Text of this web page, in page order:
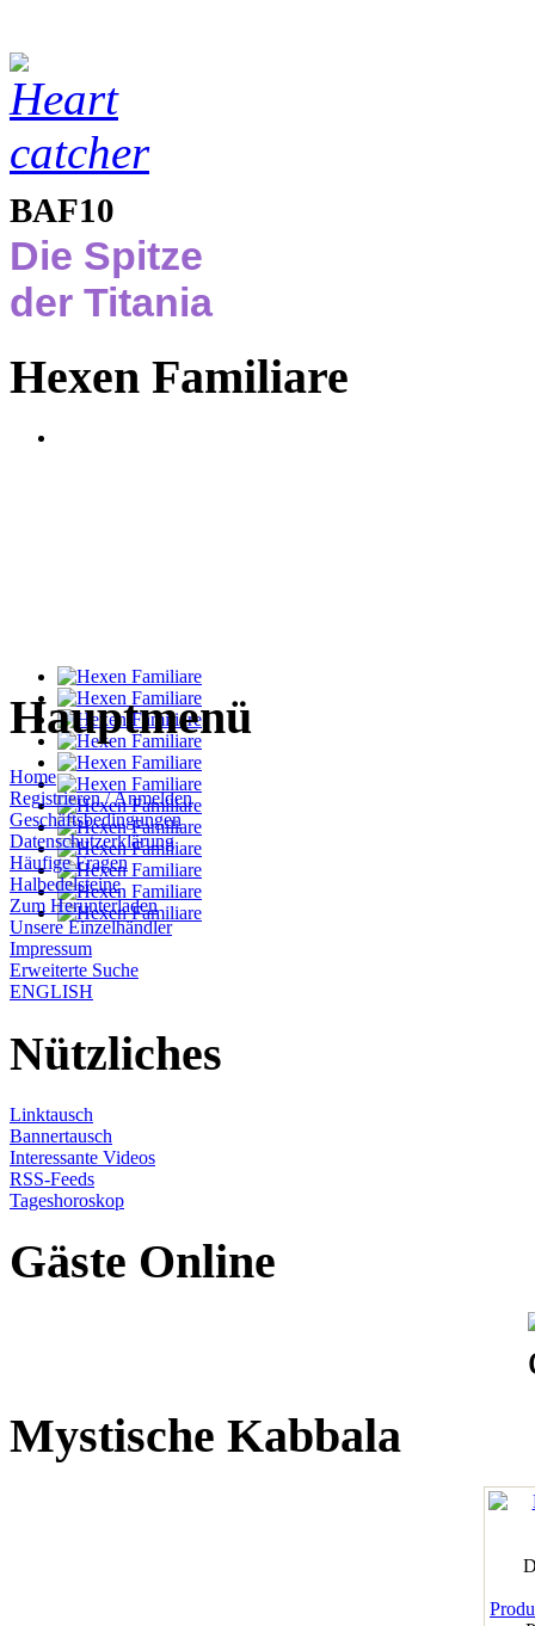
BAF10
Die Spitze
der Titania
Hexen Familiare
Hauptmenü
Home
Registrieren / Anmelden
Geschäftsbedingungen
Datenschutzerklärung
Häufige Fragen
Halbedelsteine
Zum Herunterladen
Unsere Einzelhändler
Impressum
Erweiterte Suche
ENGLISH
Nützliches
Linktausch
Bannertausch
Interessante Videos
RSS-Feeds
Tageshoroskop
Gäste Online
Mystische Kabbala